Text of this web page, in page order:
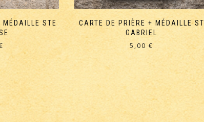
STE
CARTE DE PRIÈRE + MÉDAILLE ST
GABRIEL
5,00€